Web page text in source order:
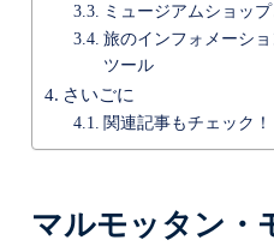
ミュージアムショッ
旅のインフォメーシ
ツール
さいごに
関連記事もチェック！
マルモッタン・